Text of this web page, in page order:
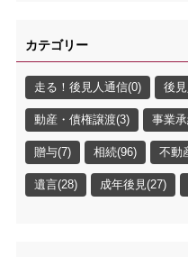
カテゴリー
走る！後見人通信(0) 後
動産・債権譲渡(3) 事業
贈与(7) 相続(96) 不動
遺言(28) 成年後見(27)